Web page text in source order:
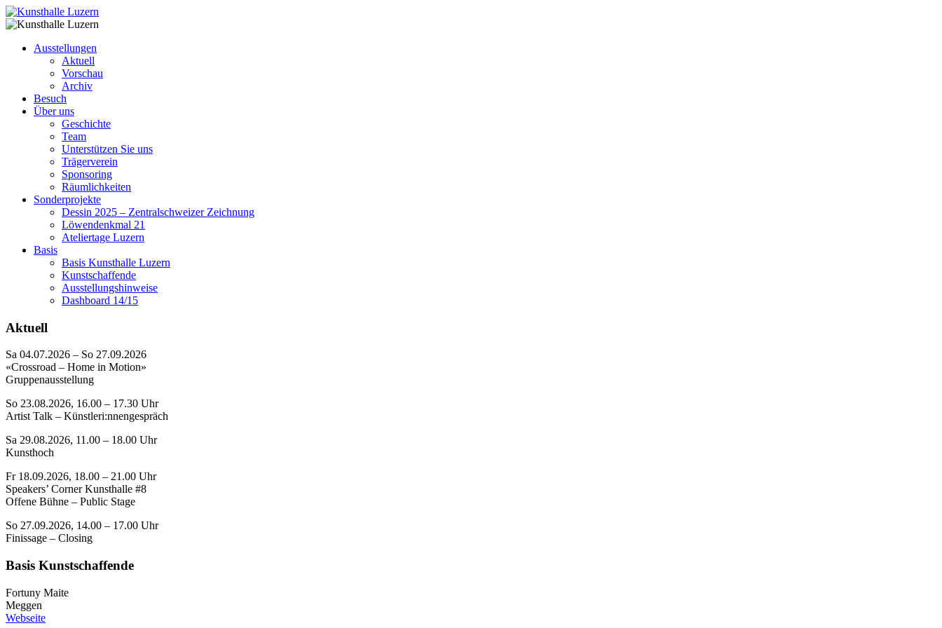
Ausstellungen
Aktuell
Vorschau
Archiv
Besuch
Über uns
Geschichte
Team
Unterstützen Sie uns
Trägerverein
Sponsoring
Räumlichkeiten
Sonderprojekte
Dessin 2025 – Zentralschweizer Zeichnung
Löwendenkmal 21
Ateliertage Luzern
Basis
Basis Kunsthalle Luzern
Kunstschaffende
Ausstellungshinweise
Dashboard 14/15
Aktuell
Sa 04.07.2026 – So 27.09.2026
«Crossroad – Home in Motion»
Gruppenausstellung
So 23.08.2026, 16.00 – 17.30 Uhr
Artist Talk – Künstleri:nnengespräch
Sa 29.08.2026, 11.00 – 18.00 Uhr
Kunsthoch
Fr 18.09.2026, 18.00 – 21.00 Uhr
Speakers’ Corner Kunsthalle #8
Offene Bühne – Public Stage
So 27.09.2026, 14.00 – 17.00 Uhr
Finissage – Closing
Basis Kunstschaffende
Fortuny Maite
Meggen
Webseite